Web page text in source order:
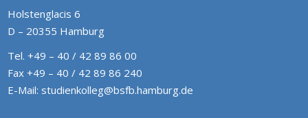
Holstenglacis 6
D – 20355 Hamburg
Tel. +49 – 40 / 42 89 86 00
Fax +49 – 40 / 42 89 86 240
E-Mail: studienkolleg@bsfb.hamburg.de